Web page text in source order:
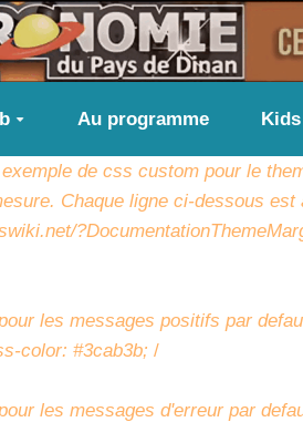
Au programme Kids
de css custom pour le
Chaque ligne ci-dessous
les messages positifs par
color: #3cab3b; /
les messages d'erreur par